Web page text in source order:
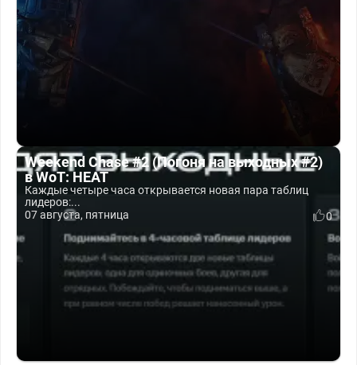
Weekend Chase #2 (Погоня на выходных #2)
в WoT: HEAT
Каждые четыре часа открывается новая пара таблиц
лидеров:...
07 августа, пятница
0